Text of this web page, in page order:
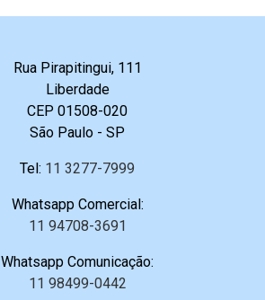
Rua Pirapitingui, 111
Liberdade
CEP 01508-020
São Paulo - SP
Tel: 11 3277-7999
Whatsapp Comercial:
11 94708-3691
Whatsapp Comunicação:
11 98499-0442